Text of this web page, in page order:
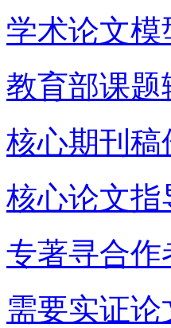
学术论文模
教育部课题
核心期刊稿
核心论文指
专著寻合作
需要实证